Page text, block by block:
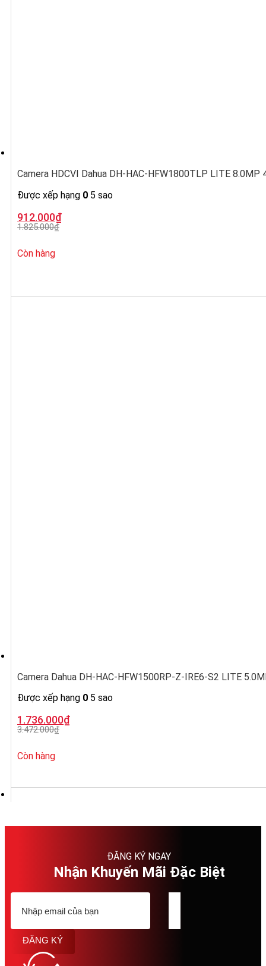
Camera HDCVI Dahua DH-HAC-HFW1800TLP LITE 8.0MP
Được xếp hạng 0 5 sao
1.825.000₫
Giá
gốc
là:
912.000₫
Giá
hiện
tại
912.000₫.
Còn hàng
Camera Dahua DH-HAC-HFW1500RP-Z-IRE6-S2 LITE
Được xếp hạng 0 5 sao
3.472.000₫
Giá
gốc
là:
1.736.000₫
Giá
hiện
tại
1.736.000₫.
Còn hàng
ĐĂNG KÝ NGAY
Nhận Khuyến Mãi Đặc Biệt
ĐĂNG KÝ